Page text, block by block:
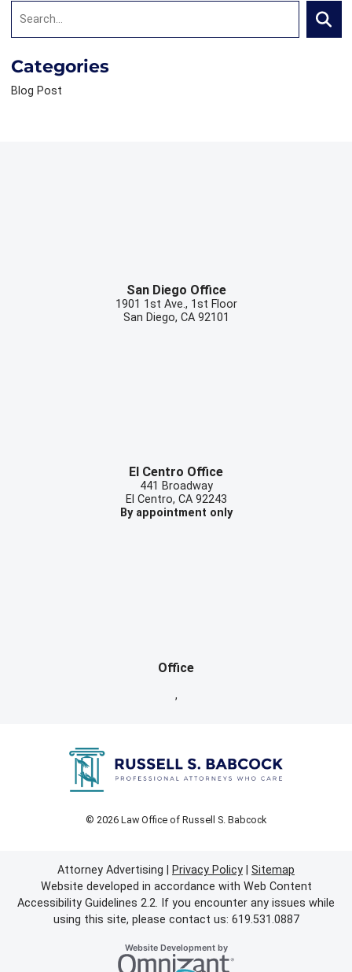
Categories
Blog Post
San Diego Office
1901 1st Ave., 1st Floor
San Diego, CA 92101
El Centro Office
441 Broadway
El Centro, CA 92243
By appointment only
Office
,
© 2026 Law Office of Russell S. Babcock
Attorney Advertising Privacy Policy
Sitemap
Website developed in accordance with Web Content
Accessibility Guidelines 2.2. If you encounter any issues while
using this site, please contact us: 619.531.0887
Website Development byOmnizant